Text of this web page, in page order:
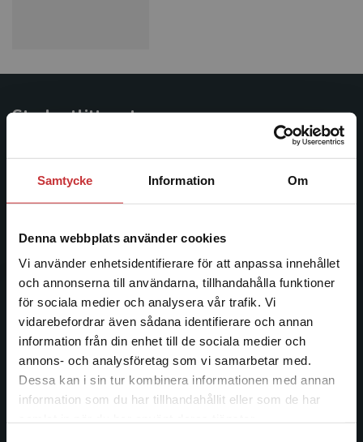
Samtycke Information Om
Denna webbplats använder cookies
Vi använder enhetsidentifierare för att anpassa innehållet
och annonserna till användarna, tillhandahålla funktioner
för sociala medier och analysera vår trafik. Vi
vidarebefordrar även sådana identifierare och annan
information från din enhet till de sociala medier och
annons- och analysföretag som vi samarbetar med.
Dessa kan i sin tur kombinera informationen med annan
information som du har tillhandahållit eller som de har
Begränsad fraktregion
Det verkar som att du besöker
studentlitteratur.se via en enhet utanför Sverige.
Studentlitteratur
facklitteratur, utbildningar och digitala
längs hela kunskapsresan.
Kontakta oss
Kontakta oss
046-31 20 00
Postadress:
Box 141